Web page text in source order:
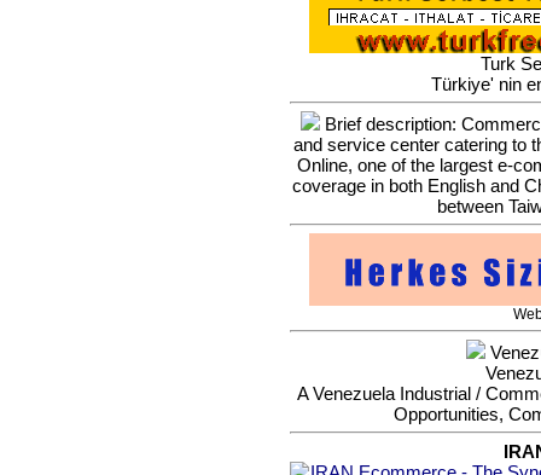
Turk
Türkiye' nin
Brief description:
and service center catering to
Online, one of the largest e-
coverage in both English and
between
A Venezuela Industrial /
Opportunities,